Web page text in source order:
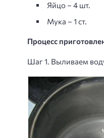
Яйцо – 4 шт.
Мука – 1 ст.
Процесс
Шаг 1. Выливаем